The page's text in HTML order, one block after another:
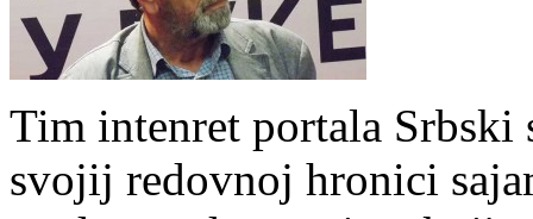
Tim intenret portala
svojij redovnoj hronici